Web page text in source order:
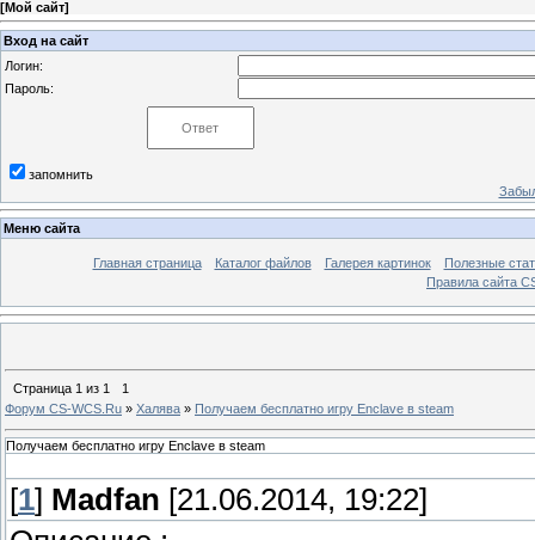
[Мой сайт]
Вход на сайт
Логин:
Пароль:
запомнить
Меню сайта
Главная страница Каталог файлов Галерея картинок
Полезные
Правила сайта
Страница 1 из 1
1
Форум CS-WCS.Ru » Халява » Получаем бесплатно игру Enclave в steam
Получаем бесплатно игру Enclave в steam
[1] Madfan [21.06.2014, 19:22]